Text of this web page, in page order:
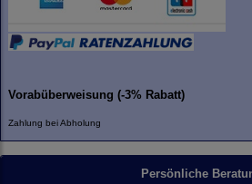
Vorabüberweisung (-3% Rabatt)
Zahlung bei Abholung
Persönliche